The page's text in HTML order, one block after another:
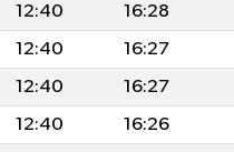
12:40 16:28
12:40 16:27
12:40 16:27
12:40 16:26